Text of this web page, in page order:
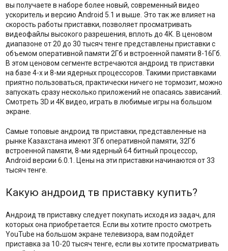
вы получаете в наборе более новый, современный видео
ускоритель и версию Android 5.1 и выше. Это так же влияет на
скорость работы приставки, позволяет просматривать
видеофайлы высокого разрешения, вплоть до 4К. В ценовом
диапазоне от 20 до 30 тысяч тенге представлены приставки с
объемом оперативной памяти 2Гб и встроенной памяти 8-16Гб.
В этом ценовом сегменте встречаются андроид тв приставки
на базе 4-х и 8-ми ядерных процессоров. Такими приставками
приятно пользоваться, практически ничего не тормозит, можно
запускать сразу несколько приложений не опасаясь зависаний.
Смотреть 3D и 4K видео, играть в любимые игры на большом
экране.
Самые топовые андроид тв приставки, представленные на
рынке Казахстана имеют 3Гб оперативной памяти, 32Гб
встроенной памяти, 8-ми ядерный 64 битный процессор,
Android версии 6.0.1. Цены на эти приставки начинаются от 33
тысяч тенге.
Какую андроид тв приставку купить?
Андроид тв приставку следует покупать исходя из задач, для
которых она приобретается. Если вы хотите просто смотреть
YouTube на большом экране телевизора, вам подойдет
приставка за 10-20 тысяч тенге, если вы хотите просматривать